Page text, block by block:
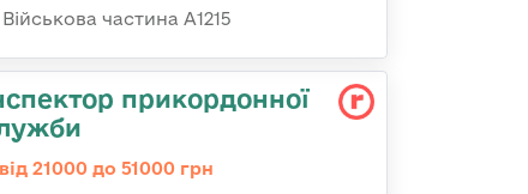
Військова частина А1215
прикордонної
від 21000 до 51000 грн